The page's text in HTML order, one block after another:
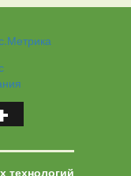
технологий